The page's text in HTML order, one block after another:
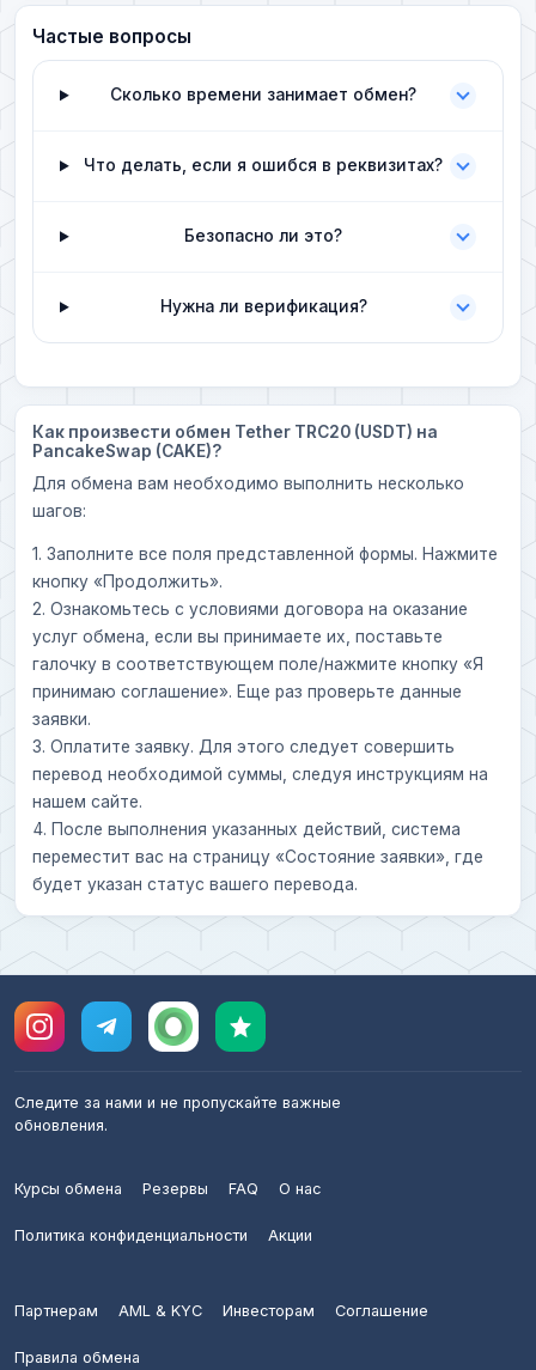
Частые вопросы
Сколько времени занимает обмен?
Что делать, если я ошибся в реквизитах?
Безопасно ли это?
Нужна ли верификация?
Как произвести обмен Tether TRC20 (USDT) на
PancakeSwap (CAKE)?
Для обмена вам необходимо выполнить несколько
шагов:
1. Заполните все поля представленной формы. Нажмите
кнопку «Продолжить».
2. Ознакомьтесь с условиями договора на оказание
услуг обмена, если вы принимаете их, поставьте
галочку в соответствующем поле/нажмите кнопку «Я
принимаю соглашение». Еще раз проверьте данные
заявки.
3. Оплатите заявку. Для этого следует совершить
перевод необходимой суммы, следуя инструкциям на
нашем сайте.
4. После выполнения указанных действий, система
переместит вас на страницу «Состояние заявки», где
будет указан статус вашего перевода.
Следите за нами и не пропускайте важные
обновления.
Курсы обмена Резервы FAQ О нас
Политика конфиденциальности Акции
Партнерам AML & KYC Инвесторам Соглашение
Правила обмена